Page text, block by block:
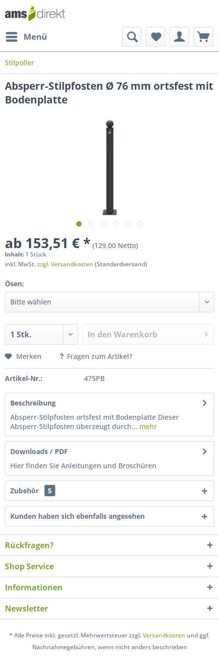
Menü
Stilpoller
Absperr-Stilpfosten Ø 76 mm ortsfest mit
Bodenplatte
ab 153,51 € * (129,00 Netto)
Inhalt: 1 Stück
inkl. MwSt.zzgl. Versandkosten (Standardversand)
Ösen:
In den Warenkorb
Merken Fragen zum Artikel?
Artikel-Nr.: 475PB
Beschreibung
Absperr-Stilpfosten ortsfest mit Bodenplatte Dieser
Absperr-Stilpfosten überzeugt durch... mehr
Downloads / PDF
Hier finden Sie Anleitungen und Broschüren
Zubehör 5
Kunden haben sich ebenfalls angesehen
Rückfragen?
Shop Service
Informationen
Newsletter
* Alle Preise inkl. gesetzl. Mehrwertsteuer zzgl.Versandkosten und ggf.
Nachnahmegebühren, wenn nicht anders beschrieben